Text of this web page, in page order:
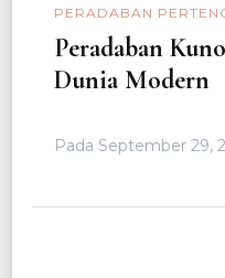
PERADABAN
Peradaban
Dunia Modern
Pada September 29,